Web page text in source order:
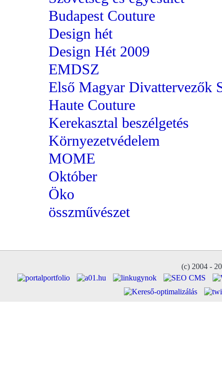
Budapest Couture
Design hét
Design Hét 2009
EMDSZ
Első Magyar Divattervezők
Haute Couture
Kerekasztal beszélgetés
Környezetvédelem
MOME
Október
Öko
összművészet
(c) 2004 -